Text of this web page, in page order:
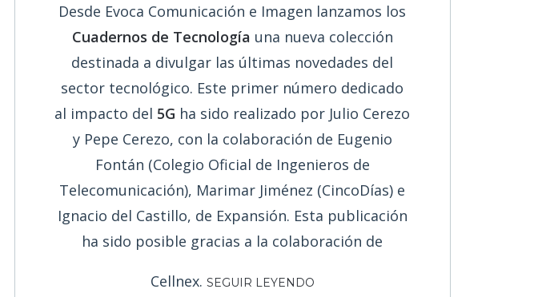
Desde Evoca Comunicación e Imagen lanzamos los
Cuadernos de Tecnología una nueva colección
destinada a divulgar las últimas novedades del
sector tecnológico. Este primer número dedicado
al impacto del 5G ha sido realizado por Julio Cerezo
y Pepe Cerezo, con la colaboración de Eugenio
Fontán (Colegio Oficial de Ingenieros de
Telecomunicación), Marimar Jiménez (CincoDías) e
Ignacio del Castillo, de Expansión. Esta publicación
ha sido posible gracias a la colaboración de
Cellnex. SEGUIR LEYENDO